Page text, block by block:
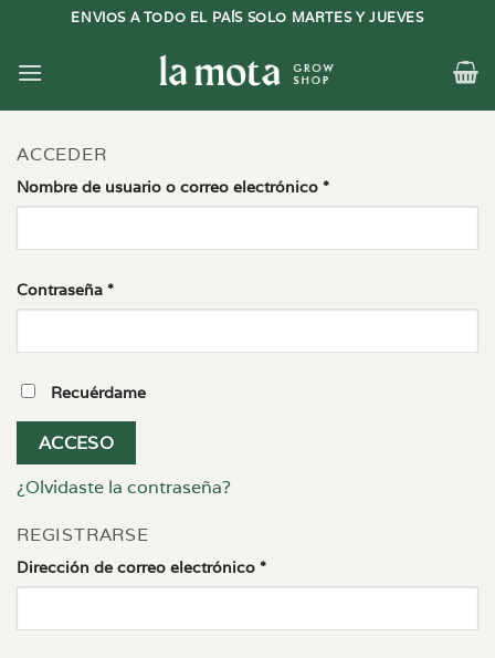
contenido
ENVIOS A TODO EL PAÍS SOLO MARTES Y JUEVES
ACCEDER
Nombre de usuario o correo electrónico *Obligatorio
Contraseña *Obligatorio
Recuérdame
ACCESO
¿Olvidaste la contraseña?
REGISTRARSE
Dirección de correo electrónico *Obligatorio